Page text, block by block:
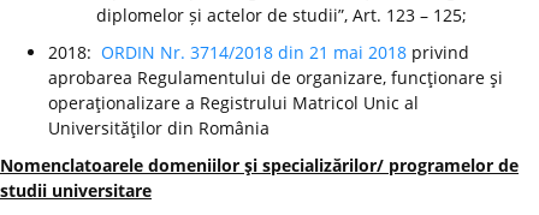
diplomelor și actelor de studii”, Art. 123 – 125;
2018: ORDIN Nr. 3714/2018 din 21 mai 2018 privind
aprobarea Regulamentului de organizare, funcţionare şi
operaţionalizare a Registrului Matricol Unic al
Universităţilor din România
Nomenclatoarele domeniilor şi specializărilor/ programelor de
studii universitare